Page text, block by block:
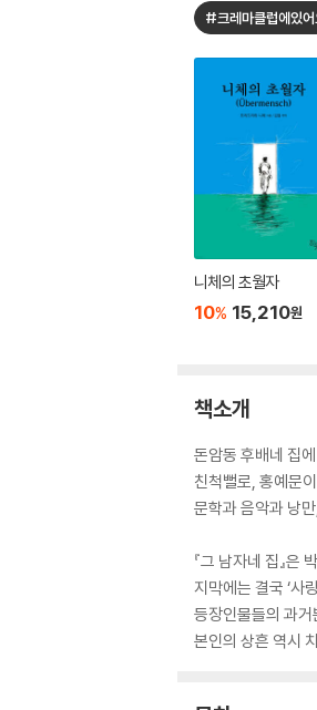
#크레마클럽에있
니체의 초월자
10% 15,210원
책소개
돈암동 후배네 집
친척뻘로, 홍예문
문학과 음악과 낭
『그 남자네 집』
지막에는 결국 ‘사
등장인물들의 과
본인의 상흔 역시